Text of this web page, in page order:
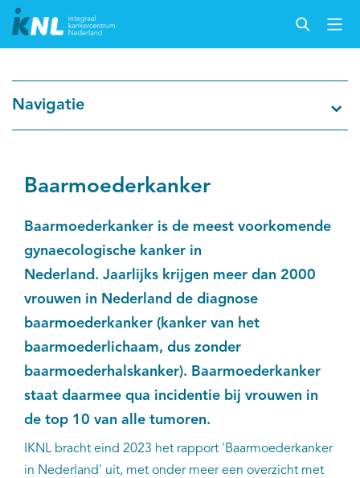
Cijfers over kanker
Thema's
Over IKNL
Palliatieve zorg
Kankeratlas
Navigatie
Baarmoederkanker
Baarmoederkanker is de meest voorkomende
gynaecologische kanker in
Nederland. Jaarlijks krijgen meer dan 2000
vrouwen in Nederland de diagnose
baarmoederkanker (kanker van het
baarmoederlichaam, dus zonder
baarmoederhalskanker). Baarmoederkanker
staat daarmee qua incidentie bij vrouwen in
de top 10 van alle tumoren.
IKNL bracht eind 2023 het rapport 'Baarmoederkanker
in Nederland' uit, met onder meer een overzicht met